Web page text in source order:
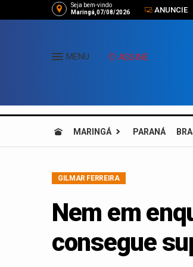
Seja bem-vindo
Maringá,07/08/2026
ANUNCIE
MENU ASSINE
MARINGÁ PARANÁ
GILMAR FERREIRA
Nem em
consegue